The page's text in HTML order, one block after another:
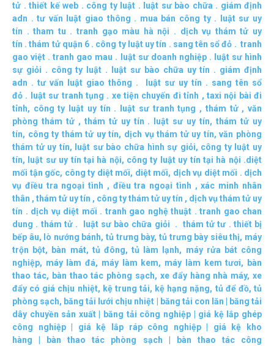
tử . thiết kế web . công ty luật . luật sư bào chữa . giám định
adn .tư vấn luật giao thông . mua bán công ty.
luật sư uy
tín .tham tu .tranh gạo màu hà nội . dịch vụ thám tử uy
tín .thám tử quận 6 . công ty luật uy tín . sang tên sổ đỏ .tranh
gao việt .tranh gao mau . luật sư doanh nghiệp.
luật sư hình
sự giỏi . công ty luật . luật sư bào chữa uy tín . giám định
adn . tư vấn luật giao thông . luật sư uy tín . sang tên sổ
đỏ . luật sư tranh tụng . xe tiện chuyến đi tỉnh , taxi nội bài đi
tỉnh, công ty luật uy tín . luật sư tranh tụng , thám tử,văn
phòng thám tử, thám tử uy tín . luật sư uy tín,thám tử uy
tín, công ty thám tử uy tín, dịch vụ thám tử uy tín,văn phòng
thám tử uy tín, luật sư bào chữa hình sự giỏi, công ty luật uy
tín, luật sư uy tín tại hà nội, công ty luật uy tín tại hà nội .diệt
mối tận gốc, công ty diệt mối, diệt mối, dịch vụ diệt mối . dịch
vụ điều tra ngoại tình , điều tra ngoại tình ,xác minh nhân
thân , thám tử uy tín , công ty thám tử uy tín , dịch vụ thám tử uy
tín . dịch vụ diệt mối . tranh gao nghệ thuật . tranh gao chan
dung . thám tử. luật sư bào chữa giỏi . thám tử tư . thiết bị
bếp âu, lò nướng bánh,tủ trưng bày, tủ trưng bày siêu thị, máy
trộn bột, bàn mát, tủ đông,tủ làm lạnh, máy rửa bát công
nghiệp, máy làm đá, máy làm kem, máy làm kem tươi, bàn
thao tác, bàn thao tác phòng sạch, xe đẩy hàng nhà máy,xe
đẩy có giá chịu nhiệt, kệ trung tải, kệ hạng nặng, tủ để đồ,tủ
phòng sạch, băng tải lưới chịu nhiệt băng tải con lăn
băng tải
dây chuyền sản xuất| băng tải công nghiệp| giá kệ lắp ghép
công nghiệp| giá kệ lắp ráp công nghiệp| giá kệ kho
hàng
bàn thao tác phòng sạch
bàn thao tác công